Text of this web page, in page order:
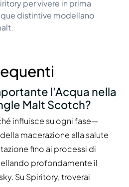
per vivere in prima
distintive modellano
l'Acqua nella
Malt Scotch?
influisce su ogni fase—
macerazione alla salute
fino ai processi di
profondamente il
Su Spiritory, troverai